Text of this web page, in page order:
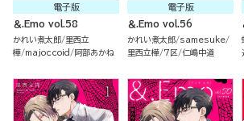
電子版
＆.Emo vol.58
かれい煮太郎 里西立
樺 majoccoid 阿部あかね
電子版
＆.Emo vol.56
かれい煮太郎 samesuke
里西立樺 7区 仁嶋中道